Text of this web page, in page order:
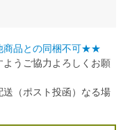
品との同梱不可★★
うご協力よろしくお願
（ポスト投函）なる場